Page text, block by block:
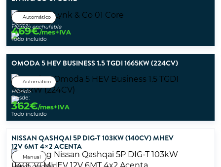
Automático
Híbrido enchufable
Desde:
469€/mes+IVA
Todo incluido
OMODA 5 HEV BUSINESS 1.5 TGDI 1665KW (224CV)
Automático
Híbrido
Desde:
362€/mes+IVA
Todo incluido
NISSAN QASHQAI 5P DIG-T 103KW (140CV) MHEV
12V 6MT 4×2 ACENTA
Manual